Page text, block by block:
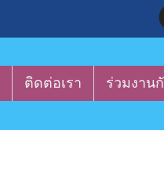
ติดต่อเรา ร่วมงาน